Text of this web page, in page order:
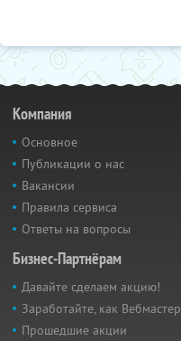
Компания
Основное
Публикации о нас
Вакансии
Правила сервиса
Ответы на вопросы
Бизнес-Партнёрам
Давайте сделаем акцию!
Заработайте, как Вебмастер
Прошедшие акции